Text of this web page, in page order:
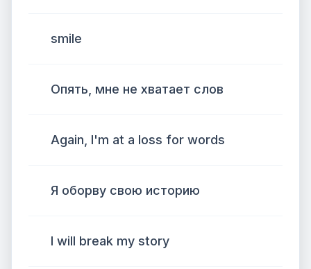
smile
Опять, мне не хватает слов
Again, I'm at a loss for words
Я оборву свою историю
I will break my story